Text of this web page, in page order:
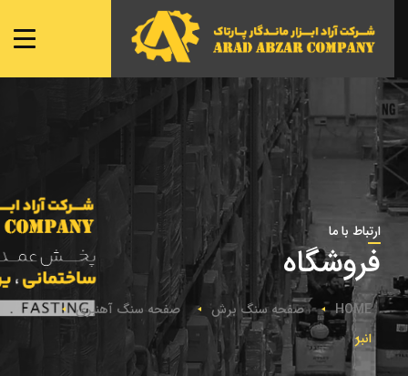
صفحه ی اصلی
شعبه ها
نمایندگی ها
محصولات
تماس با ما ارتباط با ما
فروشگاه
HOME صفحه سنگ برش
صفحه سنگ آهنبری
انبر